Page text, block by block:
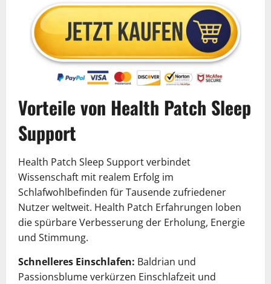
Vorteile von Health Patch Sleep
Support
Health Patch Sleep Support verbindet
Wissenschaft mit realem Erfolg im
Schlafwohlbefinden für Tausende zufriedener
Nutzer weltweit. Health Patch Erfahrungen loben
die spürbare Verbesserung der Erholung, Energie
und Stimmung.
Schnelleres Einschlafen: Baldrian und
Passionsblume verkürzen Einschlafzeit und